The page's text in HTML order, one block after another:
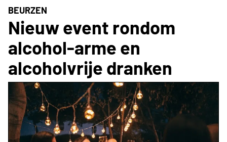
Contact
Adverteren
Abonnementen
BEURZEN
Nieuw event rondom
alcohol-arme en
alcoholvrije dranken